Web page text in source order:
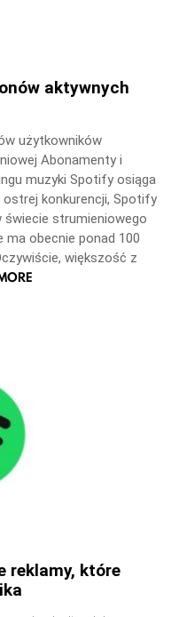
aktywnych
użytkowników
Abonamenty i
muzyki Spotify osiąga
konkurencji, Spotify
świecie strumieniowego
ma obecnie ponad 100
większość z
reklamy, które